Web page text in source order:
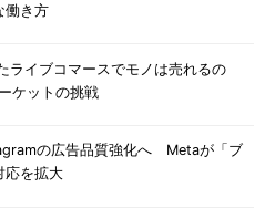
働き方
ライブコマースでモノは売れるの
ケットの挑戦
の広告品質強化へ Metaが「ブ
応を拡大